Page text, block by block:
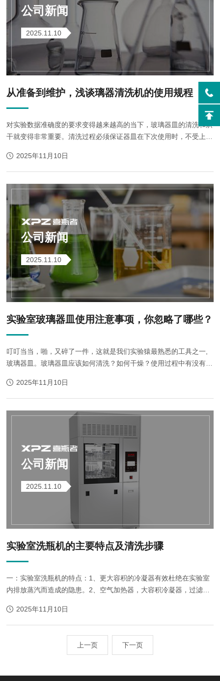
公司新闻
2025.11.10
从准备到维护，浅谈璃器清洗机的使用规程
对实验数据准确度的要求变得越来越高的当下，玻璃器皿的清洗和烘
干就变得非常重要。清洗过程必须保证器皿在下次使用时，不受上次
备。它不仅可以使科研人员...
2025年11月10日
公司新闻
2025.11.10
实验室玻璃器皿使用注意事项，你忽略了哪些？
叮叮当当，啪，又碎了一件，这就是我们实验猿最熟悉的工具之一,
玻璃器皿。玻璃器皿应该如何清洗？如何干燥？使用过程中有没有需
1%20分类：单标线移液管（称大肚移液管）、分度吸量管（...
2025年11月10日
公司新闻
2025.11.10
实验室洗瓶机的主要特点及清洗步骤
一：实验室洗瓶机的特点：1、更大容积的冷凝器有效杜绝在实验室
内排放蒸汽而造成的隐患。2、空气加热器，大容积冷凝器，过滤器
过程中快速，洁净地烘干器皿。3、两点式门...
2025年11月10日
上一页 下一页